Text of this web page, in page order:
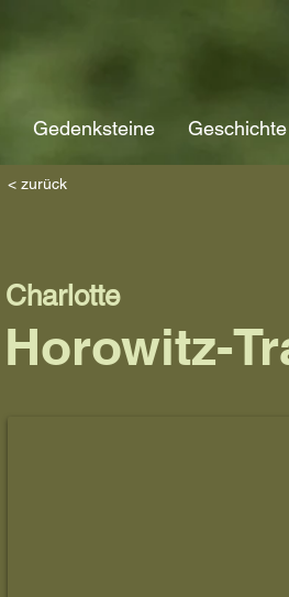
Gedenksteine Geschichte
< zurück
Horowitz-
Charlotte